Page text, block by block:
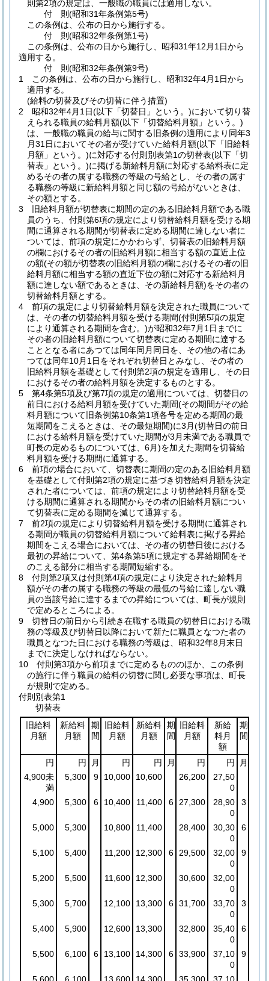
則第2項の規定は、一般職の職員には適用しない。
付 則(昭和31年条例第5号)
この条例は、公布の日から施行する。
付 則(昭和32年条例第1号)
この条例は、公布の日から施行し、昭和31年12月1日から
適用する。
付 則(昭和32年条例第9号)
1
この条例は、公布の日から施行し、昭和32年4月1日から
適用する。
(給料の切替及びその切替に伴う措置)
2
昭和32年4月1日(以下「切替日」という。)において切り替
えられる職員の給料月額(以下「切替給料月額」という。)
は、一般職の職員の給与に関する旧条例の適用により同年3
月31日においてその者が受けていた給料月額(以下「旧給料
月額」という。)に対応する付則別表第1の切替表(以下「切
替表」という。)に掲げる新給料月額に対応する給料表に定
めるその者の属する職務の等級の号給とし、その者の属す
る職務の等級に新給料月額と同じ額の号給がないときは、
その額とする。
3
旧給料月額が切替表に期間の定のある旧給料月額である職
員のうち、付則第6項の規定により切替給料月額を受ける期
間に通算される期間が切替表に定める期間に達しない者に
ついては、前項の規定にかかわらず、切替表の旧給料月額
の欄におけるその者の旧給料月額に相当する額の直近上位
の額(その額が切替表の旧給料月額の欄におけるその者の旧
給料月額に相当する額の直近下位の額に対応する新給料月
額に達しない額であるときは、その新給料月額)をその者の
切替給料月額とする。
4
前項の規定により切替給料月額を決定された職員について
は、その者の切替給料月額を受ける期間(付則第5項の規定
により通算される期間を含む。)が昭和32年7月1日までに
その者の旧給料月額について切替表に定める期間に達する
こととなる者にあつては同年同月同日を、その他の者にあ
つては同年10月1日をそれぞれ切替日とみなし、その者の
旧給料月額を基礎として付則第2項の規定を適用し、その日
におけるその者の給料月額を決定するものとする。
5
第4条第5項及び第7項の規定の適用については、切替日の
前日における給料月額を受けていた期間(その期間がその給
料月額について旧条例第10条第1項各号を定める期間の最
短期間をこえるときは、その最短期間)に3月(切替日の前日
における給料月額を受けていた期間が3月未満である職員で
町長の定めるものについては、6月)を加えた期間を切替給
料月額を受ける期間に通算する。
6
前項の場合において、切替表に期間の定のある旧給料月額
を基礎として付則第2項の規定に基づき切替給料月額を決定
された者については、前項の規定により切替給料月額を受
ける期間に通算される期間からその者の旧給料月額につい
て切替表に定める期間を減じて通算する。
7
前2項の規定により切替給料月額を受ける期間に通算され
る期間が職員の切替給料月額について給料表に掲げる昇給
期間をこえる場合においては、その者の切替日後における
最初の昇給について、第4条第5項に規定する昇給期間をそ
のこえる部分に相当する期間短縮する。
8
付則第2項又は付則第4項の規定により決定された給料月
額がその者の属する職務の等級の最低の号給に達しない職
員の当該号給に達するまでの昇給については、町長が規則
で定めるところによる。
9
切替日の前日から引続き在職する職員の切替日における職
務の等級及び切替日以降において新たに職員となつた者の
職員となつた日における職務の等級は、昭和32年8月末日
までに決定しなければならない。
10
付則第3項から前項までに定めるもののほか、この条例
の施行に伴う職員の給料の切替に関し必要な事項は、町長
が規則で定める。
付則別表第1
切替表
旧給料
月額
新給料
月額
期
間
旧給料
月額
新給料
月額
期
間
旧給料
月額
新給
料月
額
期
間
円 円 月 円 円 月 円 円
月
4,900未
満
5,300 9 10,000 10,600 26,200
27,50
0
4,900
5,300 6 10,400 11,400 6 27,300
28,90
0
3
5,000 5,300 10,800 11,400 28,400
30,30
0
6
5,100 5,400 11,200 12,300 6 29,500
32,00
0
9
5,200 5,500 11,600 12,300 30,600
32,00
0
5,300
5,700 12,100 13,300 6 31,700
33,70
0
3
5,400 5,900 12,600 13,300 32,800
35,40
0
6
5,500 6,100 6 13,100 14,300 6 33,900
37,10
0
9